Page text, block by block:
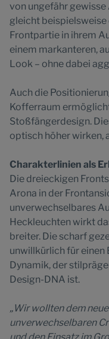
von ungefähr gewisse
gleicht
Frontpartie in ihrem
einem markanteren,
Look – ohne dabei
Auch die
Kofferraum
Stoßfängerdesign.
optisch höher wirken,
Charakterlinien als
Die dreieckigen
Arona in der
unverwechselbares
Heckleuchten wirkt
breiter. Die scharf
unwillkürlich für einen
Dynamik, der
Design-DNA ist.
„Wir wollten dem
unverwechselbaren